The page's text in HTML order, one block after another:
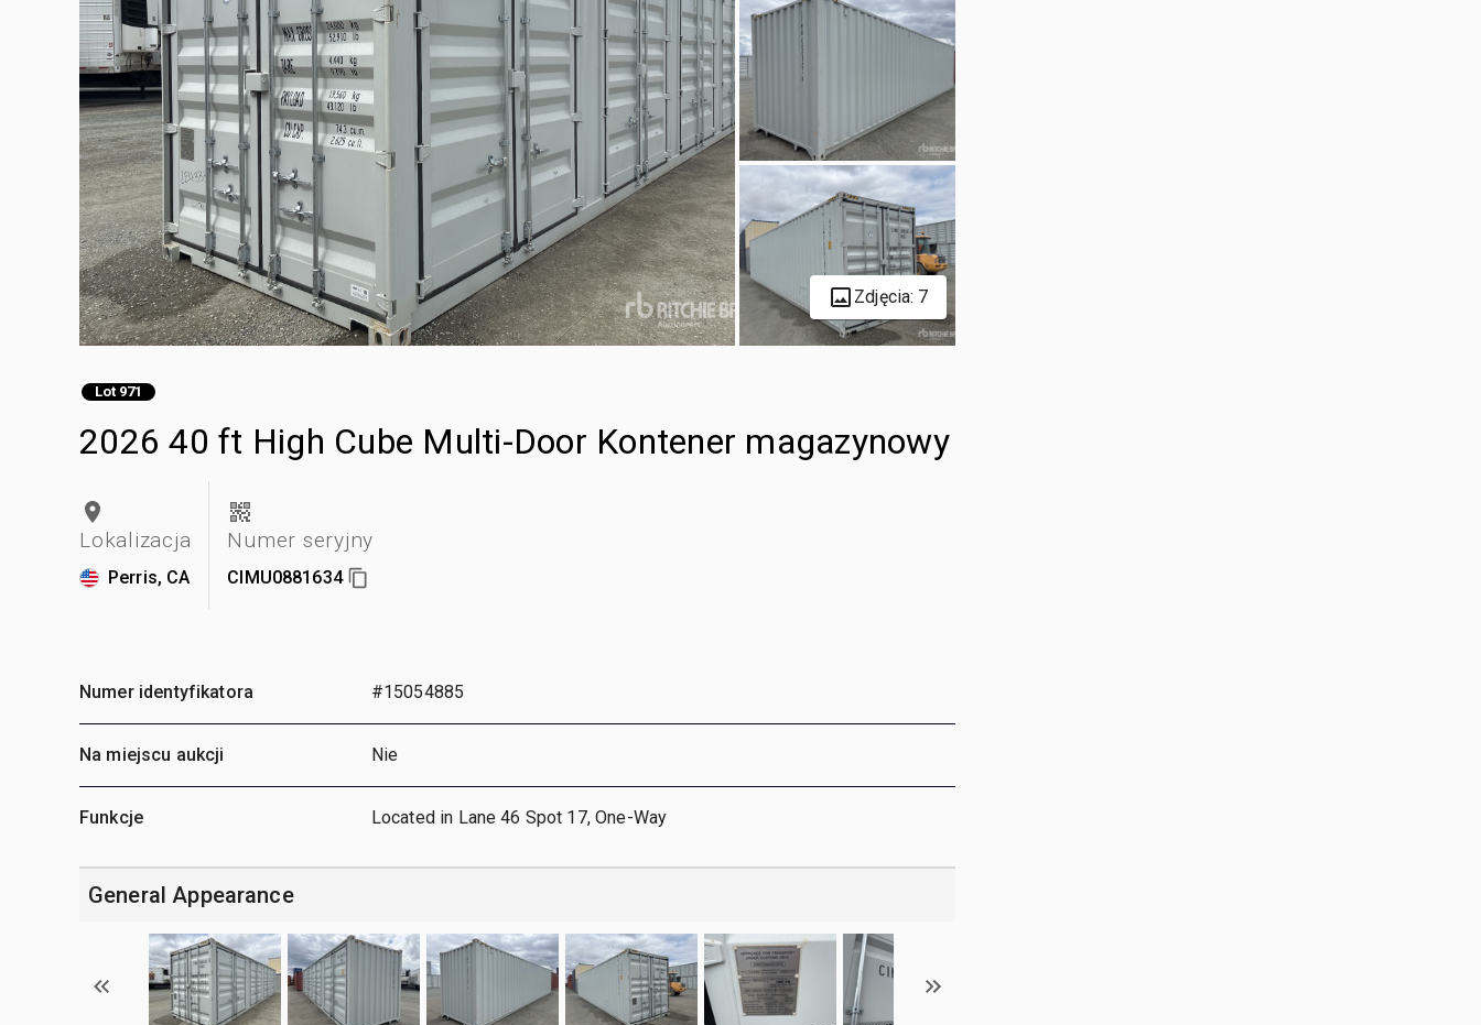
Zdjęcia: 7
Lot 971
2026 40 ft High Cube Multi-Door Kontener magazynowy
Lokalizacja
Perris, CA
Numer seryjny
CIMU0881634
Numer identyfikatora #15054885
Na miejscu aukcji Nie
Funkcje Located in Lane 46 Spot 17, One-Way
General Appearance